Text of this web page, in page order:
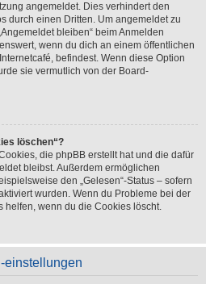
angemeldet. Dies verhindert den
durch einen Dritten. Um angemeldet zu
bleiben“ beim Anmelden
wenn du dich an einem öffentlichen
befindest. Wenn diese Option
sie vermutlich von der Board-
löschen“?
die phpBB erstellt hat und die dafür
bleibst. Außerdem ermöglichen
den „Gelesen“-Status – sofern
wurden. Wenn du Probleme bei der
helfen, wenn du die Cookies löscht.
einstellungen